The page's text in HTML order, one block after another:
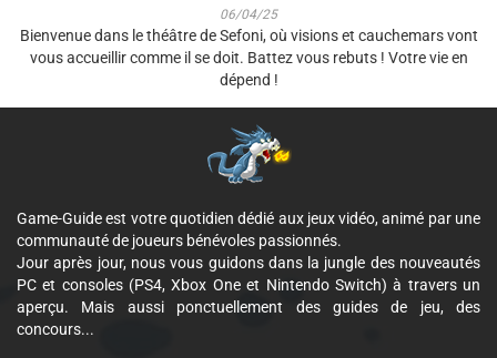
06/04/25
Bienvenue dans le théâtre de Sefoni, où visions et cauchemars vont
vous accueillir comme il se doit. Battez vous rebuts ! Votre vie en
dépend !
Game-Guide est votre quotidien dédié aux jeux vidéo, animé par une
communauté de joueurs bénévoles passionnés.
Jour après jour, nous vous guidons dans la jungle des nouveautés
PC et consoles (PS4, Xbox One et Nintendo Switch) à travers un
aperçu. Mais aussi ponctuellement des guides de jeu, des
concours...